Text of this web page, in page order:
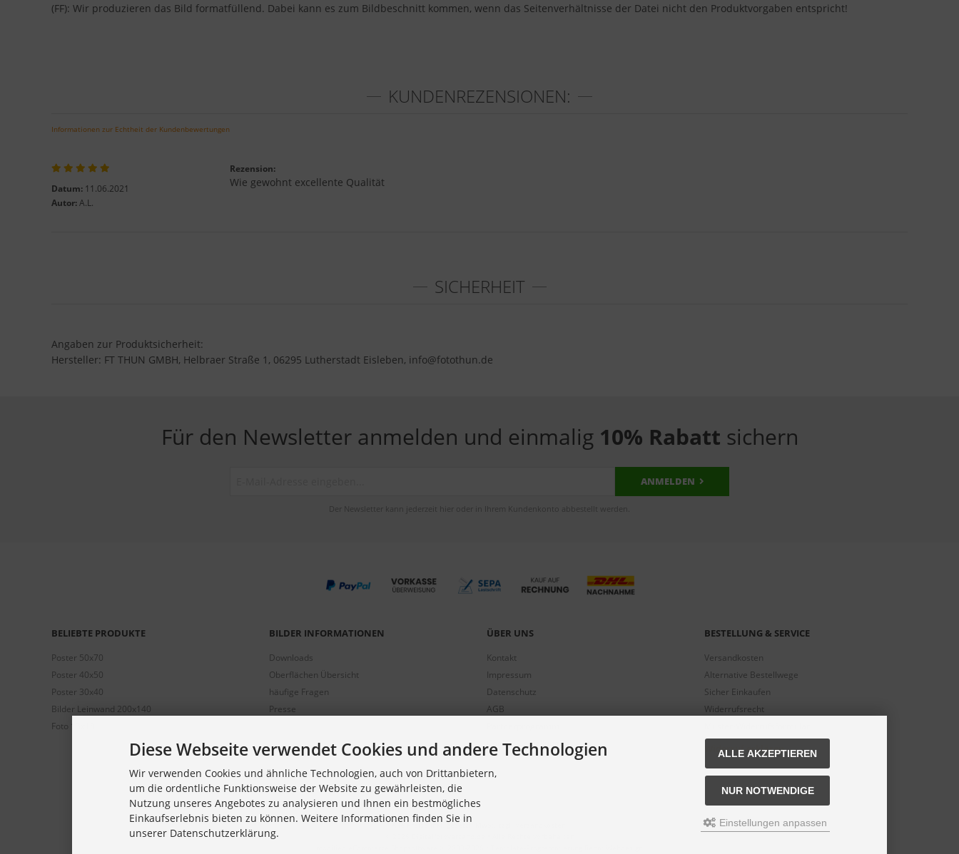
(FF): Wir produzieren das Bild formatfüllend. Dabei kann es zum Bildbeschnitt kommen, wenn das Seitenverhältnisse der Datei nicht den Produktvorgaben entspricht!
KUNDENREZENSIONEN:
Informationen zur Echtheit der Kundenbewertungen
Datum: 11.06.2021
Autor:A.L.
Rezension:
Wie gewohnt excellente Qualität
SICHERHEIT
Angaben zur Produktsicherheit:
Hersteller: FT THUN GMBH, Helbraer Straße 1, 06295 Lutherstadt Eisleben, info@fotothun.de
Für den Newsletter anmelden und einmalig 10% Rabatt sichern
ANMELDEN
Der Newsletter kann jederzeit hier oder in Ihrem Kundenkonto abbestellt werden.
BELIEBTE PRODUKTE
Poster 50x70
Poster 40x50
Poster 30x40
Bilder Leinwand 200x140
Foto 13x18
BILDER INFORMATIONEN
Downloads
Oberflächen Übersicht
häufige Fragen
Presse
ÜBER UNS
Kontakt
Impressum
Datenschutz
AGB
Cookie Einstellungen
BESTELLUNG & SERVICE
Versandkosten
Alternative Bestellwege
Sicher Einkaufen
Widerrufsrecht
Widerruf erklären
Alle Preise inkl. gesetzl. MwSt. zzgl.
Diese Webseite verwendet Cookies und andere Technologien
Wir verwenden Cookies und ähnliche Technologien, auch von Drittanbietern,
um die ordentliche Funktionsweise der Website zu gewährleisten, die
Nutzung unseres Angebotes zu analysieren und Ihnen ein bestmögliches
Einkaufserlebnis bieten zu können. Weitere Informationen finden Sie in
unserer Datenschutzerklärung.
ALLE AKZEPTIEREN
NUR NOTWENDIGE
Einstellungen anpassen